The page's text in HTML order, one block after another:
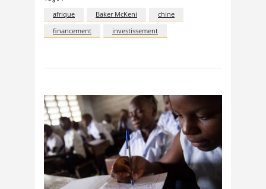
afrique Baker McKeni
chine
financement
investissement